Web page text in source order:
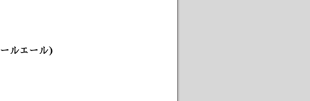
ルエール)